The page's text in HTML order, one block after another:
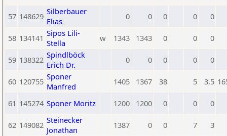
57 148629 Silberbauer
Elias
0 0 0 0 0
58 134141 Sipos Lili-
Stella
w 1343 1343 0 0 0
59 138322 Spindlböck
Erich Dr.
0 0 0 0 0
60 120755 Sponer
Manfred
1405 1367 38 5 3,5
61 145274 Sponer Moritz 1200 1200 0 0 0
62 149082 Steinecker
Jonathan
1387 0 0 7 3